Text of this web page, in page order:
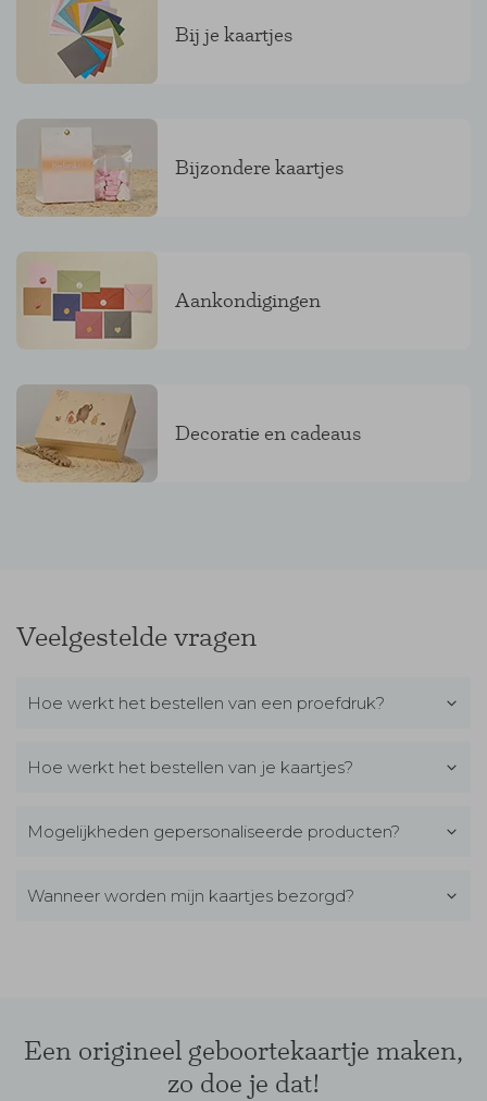
Bij je kaartjes
Bijzondere kaartjes
Aankondigingen
Decoratie en cadeaus
Veelgestelde vragen
Hoe werkt het bestellen van een proefdruk?
Hoe werkt het bestellen van je kaartjes?
Mogelijkheden gepersonaliseerde producten?
Wanneer worden mijn kaartjes bezorgd?
Een origineel geboortekaartje maken,
zo doe je dat!